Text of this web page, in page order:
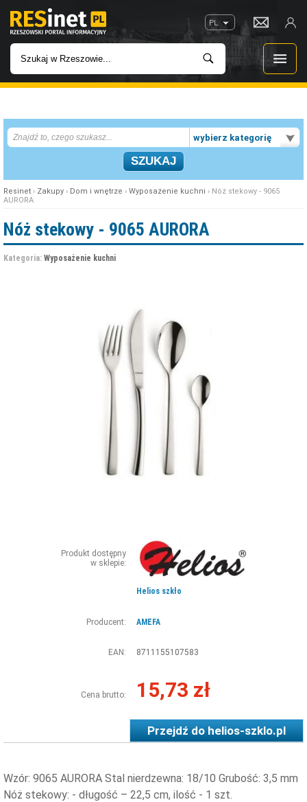
PL
INWESTYCJE
IMPREZY
W KINACH
wybierz kategorię
Resinet › Zakupy › Dom i wnętrze › Wyposażenie kuchni › Nóż stekowy - 9065
AURORA
Nóż stekowy - 9065 AURORA
Kategoria: Wyposażenie kuchni
Produkt dostępny
w sklepie:
Helios szkło
Producent: AMEFA
EAN: 8711155107583
Cena brutto: 15,73 zł
Przejdź dohelios-szklo.pl
Wzór: 9065 AURORA Stal nierdzewna: 18/10 Grubość: 3,5 mm
Nóż stekowy: - długość – 22,5 cm, ilość - 1 szt.